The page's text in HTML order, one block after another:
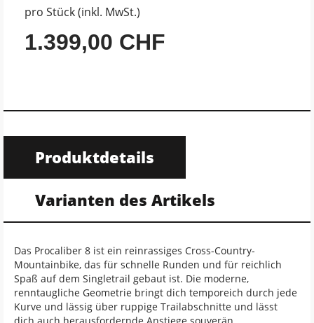
pro Stück (inkl. MwSt.)
1.399,00 CHF
Produktdetails
Varianten des Artikels
Das Procaliber 8 ist ein reinrassiges Cross-Country-
Mountainbike, das für schnelle Runden und für reichlich
Spaß auf dem Singletrail gebaut ist. Die moderne,
renntaugliche Geometrie bringt dich temporeich durch jede
Kurve und lässig über ruppige Trailabschnitte und lässt